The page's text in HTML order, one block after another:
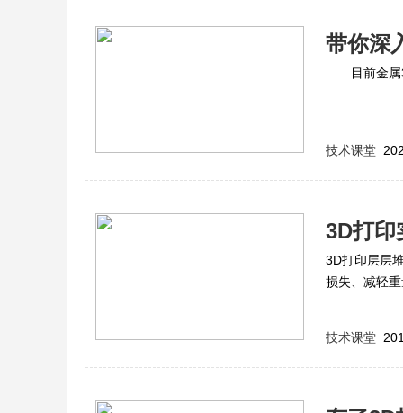
带你深
目前金属
技术课堂
3D打印
3D打印层层
损失、减轻
技术课堂